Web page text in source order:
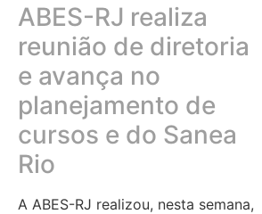
ABES-RJ realiza
reunião de diretoria
e avança no
planejamento de
cursos e do Sanea
Rio
A ABES-RJ realizou, nesta semana,